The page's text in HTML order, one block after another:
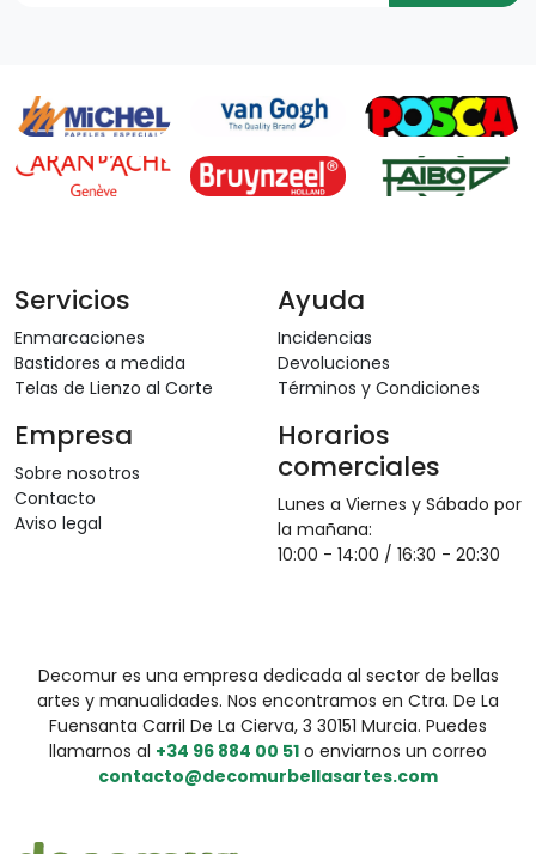
Servicios
Enmarcaciones
Bastidores a medida
Telas de Lienzo al Corte
Ayuda
Incidencias
Devoluciones
Términos y Condiciones
Empresa
Sobre nosotros
Contacto
Aviso legal
Horarios
comerciales
Lunes a Viernes y Sábado por
la mañana:
10:00 - 14:00 / 16:30 - 20:30
Decomur es una empresa dedicada al sector de bellas
artes y manualidades. Nos encontramos en Ctra. De La
Fuensanta Carril De La Cierva, 3 30151 Murcia. Puedes
llamarnos al +34 96 884 00 51 o enviarnos un correo
contacto@decomurbellasartes.com